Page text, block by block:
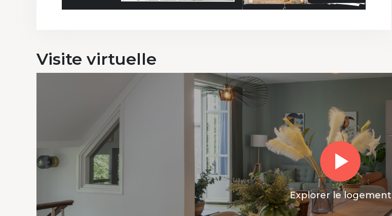
Visite virtuelle
Explorer le logement